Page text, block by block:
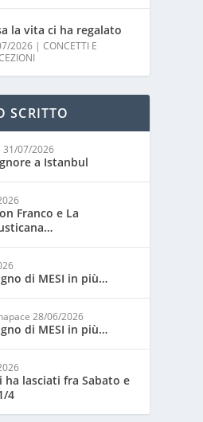
la vita ci ha regalato
2026 |CONCETTI E
SCRITTO
31/07/2026
a Istanbul
Franco e La
di MESI in più…
28/06/2026
di MESI in più…
ha lasciati fra Sabato e
4